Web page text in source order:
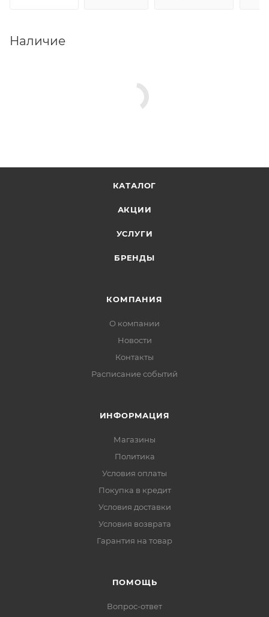
Наличие
КАТАЛОГ
АКЦИИ
УСЛУГИ
БРЕНДЫ
КОМПАНИЯ
О компании
Новости
Контакты
Расписание событий
ИНФОРМАЦИЯ
Магазины
Политика
Условия оплаты
Покупка в кредит
Условия доставки
Условия возврата
Гарантия на товар
ПОМОЩЬ
Вопрос-ответ